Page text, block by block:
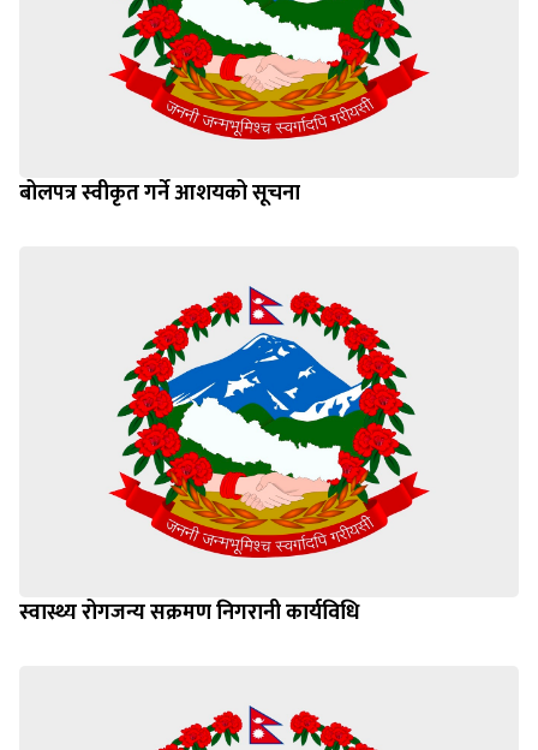
बोलपत्र स्वीकृत गर्ने आशयको सूचना
स्वास्थ्य रोगजन्य सक्रमण निगरानी कार्यविधि